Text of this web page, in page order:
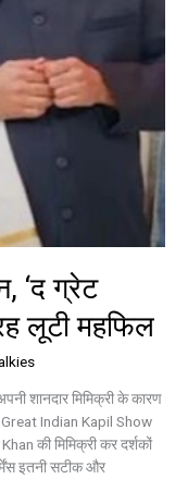
‘द ग्रेट
लूटी महफिल
शानदार मिमिक्री के कारण
Great Indian Kapil Show
की मिमिक्री कर दर्शकों
इतनी सटीक और